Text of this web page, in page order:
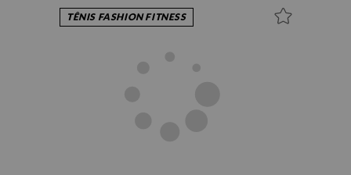
TÊNIS FASHION FITNESS